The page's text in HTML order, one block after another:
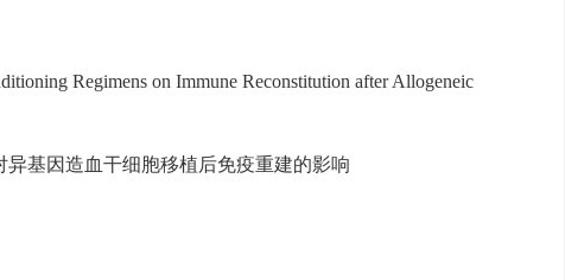
Regimens on Immune Reconstitution after Allogeneic
基因造血干细胞移植后免疫重建的影响